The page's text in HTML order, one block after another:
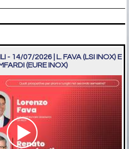
- 14/07/2026 | L. FAVA (LSI INOX) E
(EURE INOX)